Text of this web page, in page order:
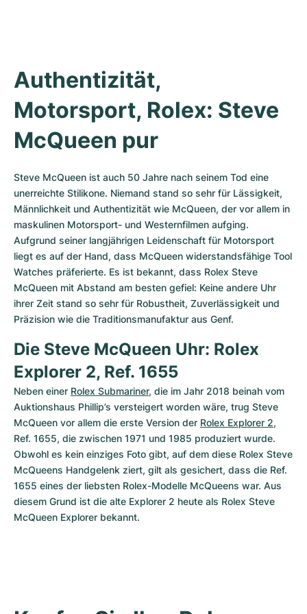
Yacht-Master
Yacht-Master II
Sea-Dweller
Sky-Dweller
Submariner
Crash
Pasha
Tortue
Baignoire
Ballon Blanc
Roadster
Gebraucht
Damenuhren
Transocean
Cockpit
Chronospace
Super Avenger
Galactic
Montbrillant
Gebraucht
Damenuhren
Gebraucht
Damenuhren
Da Vinci
Aquatimer
Spitfire
GST
Vintage
Gebraucht
Gebraucht
Authentizität,
Motorsport, Rolex: Steve
McQueen pur
Steve McQueen ist auch 50 Jahre nach seinem Tod eine
unerreichte Stilikone. Niemand stand so sehr für Lässigkeit,
Männlichkeit und Authentizität wie McQueen, der vor allem in
maskulinen Motorsport- und Westernfilmen aufging.
Aufgrund seiner langjährigen Leidenschaft für Motorsport
liegt es auf der Hand, dass McQueen widerstandsfähige Tool
Watches präferierte. Es ist bekannt, dass Rolex Steve
McQueen mit Abstand am besten gefiel: Keine andere Uhr
ihrer Zeit stand so sehr für Robustheit, Zuverlässigkeit und
Präzision wie die Traditionsmanufaktur aus Genf.
Die Steve McQueen Uhr: Rolex
Explorer 2, Ref. 1655
Neben einer Rolex Submariner, die im Jahr 2018 beinah vom
Auktionshaus Phillip’s versteigert worden wäre, trug Steve
McQueen vor allem die erste Version der Rolex Explorer 2,
Ref. 1655, die zwischen 1971 und 1985 produziert wurde.
Obwohl es kein einziges Foto gibt, auf dem diese Rolex Steve
McQueens Handgelenk ziert, gilt als gesichert, dass die Ref.
1655 eines der liebsten Rolex-Modelle McQueens war. Aus
diesem Grund ist die alte Explorer 2 heute als Rolex Steve
McQueen Explorer bekannt.